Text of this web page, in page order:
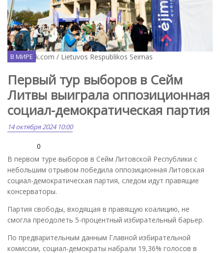
Facebook.com / Lietuvos Respublikos Seimas
В МИРЕ
Первый тур выборов в Сейм
Литвы выиграла оппозиционная
социал-демократическая партия
14 октября 2024 10:00
0
В первом туре выборов в Сейм Литовской Республики с
небольшим отрывом победила оппозиционная Литовская
социал-демократическая партия, следом идут правящие
консерваторы.
Партия свободы, входящая в правящую коалицию, не
смогла преодолеть 5-процентный избирательный барьер.
По предварительным данным Главной избирательной
комиссии, социал-демократы набрали 19,36% голосов в